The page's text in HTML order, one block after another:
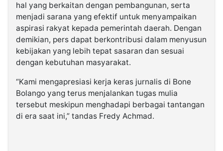
hal yang berkaitan dengan pembangunan, serta
menjadi sarana yang efektif untuk menyampaikan
aspirasi rakyat kepada pemerintah daerah. Dengan
demikian, pers dapat berkontribusi dalam menyusun
kebijakan yang lebih tepat sasaran dan sesuai
dengan kebutuhan masyarakat.
“Kami mengapresiasi kerja keras jurnalis di Bone
Bolango yang terus menjalankan tugas mulia
tersebut meskipun menghadapi berbagai tantangan
di era saat ini,” tandas Fredy Achmad.